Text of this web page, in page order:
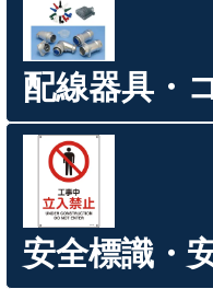
配線器具・
安全標識・